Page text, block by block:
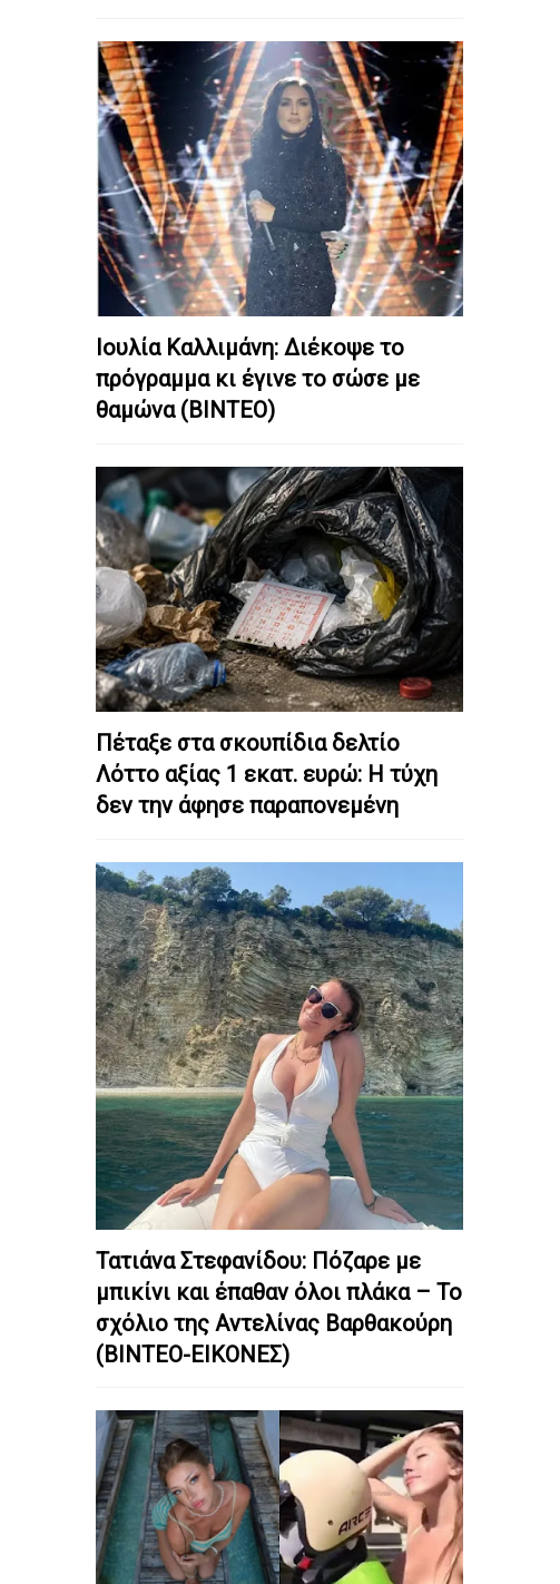
Ιουλία Καλλιμάνη: Διέκοψε το
πρόγραμμα κι έγινε το σώσε με
θαμώνα (ΒΙΝΤΕΟ)
Πέταξε στα σκουπίδια δελτίο
Λόττο αξίας 1 εκατ. ευρώ: Η τύχη
δεν την άφησε παραπονεμένη
Τατιάνα Στεφανίδου: Πόζαρε με
μπικίνι και έπαθαν όλοι πλάκα – Το
σχόλιο της Αντελίνας Βαρθακούρη
(ΒΙΝΤΕΟ-ΕΙΚΟΝΕΣ)